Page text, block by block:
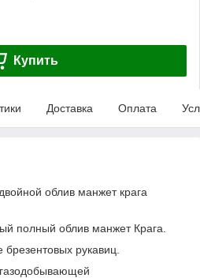
Купить
Доставка Оплата
облив манжет крага
полный облив манжет Крага.
рукавиц.